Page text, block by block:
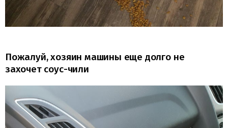
Пожалуй, хозяин машины еще долго не
захочет соус-чили